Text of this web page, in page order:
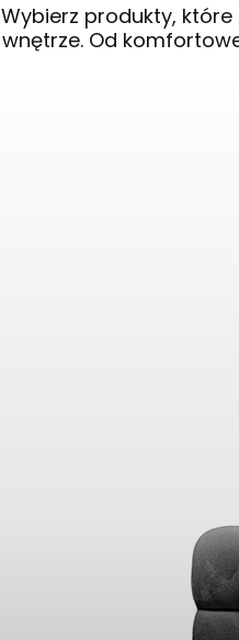
Wybierz produkty,
wnętrze. Od